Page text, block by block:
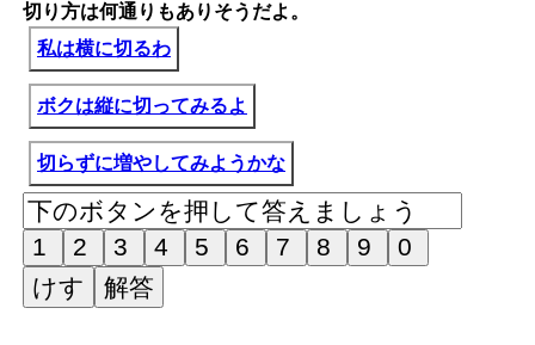
切り方は何通りもありそうだよ。
私は横に切るわ
ボクは縦に切ってみるよ
切らずに増やしてみようかな